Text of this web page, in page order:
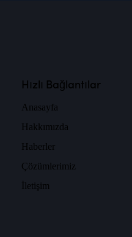
Hızlı Bağlantılar
Anasayfa
Hakkımızda
Haberler
Çözümlerimiz
İletişim